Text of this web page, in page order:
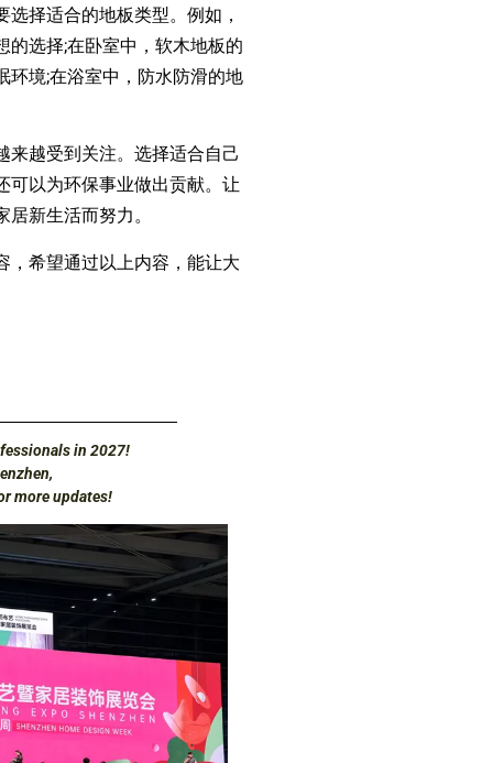
择适合的地板类型。例如，
的选择;在卧室中，软木地板的
环境;在浴室中，防水防滑的地
越受到关注。选择适合自己
可以为环保事业做出贡献。让
新生活而努力。
，希望通过以上内容，能让大
in 2027!
more updates!